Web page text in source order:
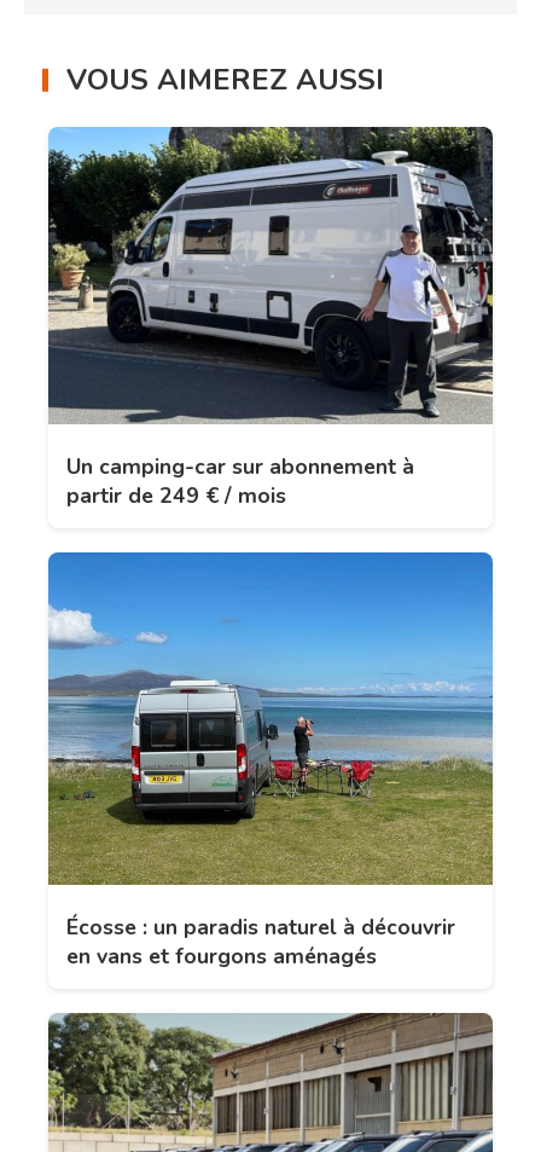
VOUS AIMEREZ AUSSI
Un camping-car sur abonnement à
partir de 249 € / mois
Écosse : un paradis naturel à découvrir
en vans et fourgons aménagés